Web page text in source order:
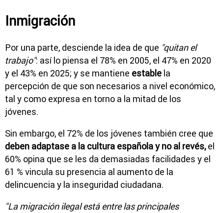
Inmigración
Por una parte, desciende la idea de que "quitan el
trabajo": así lo piensa el 78% en 2005, el 47% en 2020
y el 43% en 2025; y se mantiene estable la
percepción de que son necesarios a nivel económico,
tal y como expresa en torno a la mitad de los
jóvenes.
Sin embargo, el 72% de los jóvenes también cree que
deben adaptase a la cultura española y no al revés,el
60% opina que se les da demasiadas facilidades y el
61 % vincula su presencia al aumento de la
delincuencia y la inseguridad ciudadana.
"La migración ilegal está entre las principales